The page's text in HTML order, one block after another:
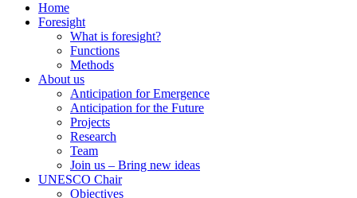
Home
Foresight
What is foresight?
Functions
Methods
About us
Anticipation for Emergence
Anticipation for the Future
Projects
Research
Team
Join us – Bring new ideas
UNESCO Chair
Objectives